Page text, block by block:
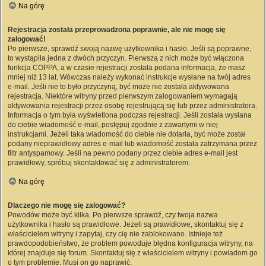
Na górę
Rejestracja została przeprowadzona poprawnie, ale nie mogę się
zalogować!
Po pierwsze, sprawdź swoją nazwę użytkownika i hasło. Jeśli są poprawne,
to wystąpiła jedna z dwóch przyczyn. Pierwszą z nich może być włączona
funkcja COPPA, a w czasie rejestracji została podana informacja, że masz
mniej niż 13 lat. Wówczas należy wykonać instrukcje wysłane na twój adres
e-mail. Jeśli nie to było przyczyną, być może nie została aktywowana
rejestracja. Niektóre witryny przed pierwszym zalogowaniem wymagają
aktywowania rejestracji przez osobę rejestrującą się lub przez administratora.
Informacja o tym była wyświetlona podczas rejestracji. Jeśli została wysłana
do ciebie wiadomość e-mail, postępuj zgodnie z zawartymi w niej
instrukcjami. Jeżeli taka wiadomość do ciebie nie dotarła, być może został
podany nieprawidłowy adres e-mail lub wiadomość została zatrzymana przez
filtr antyspamowy. Jeśli na pewno podany przez ciebie adres e-mail jest
prawidłowy, spróbuj skontaktować się z administratorem.
Na górę
Dlaczego nie mogę się zalogować?
Powodów może być kilka. Po pierwsze sprawdź, czy twoja nazwa
użytkownika i hasło są prawidłowe. Jeżeli są prawidłowe, skontaktuj się z
właścicielem witryny i zapytaj, czy cię nie zablokowano. Istnieje też
prawdopodobieństwo, że problem powoduje błędna konfiguracja witryny, na
której znajduje się forum. Skontaktuj się z właścicielem witryny i powiadom go
o tym problemie. Musi on go naprawić.